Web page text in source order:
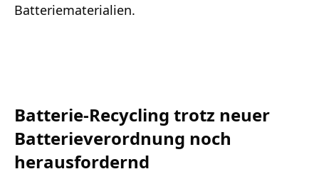
Batteriematerialien.
Batterie-Recycling trotz neuer
Batterieverordnung noch
herausfordernd